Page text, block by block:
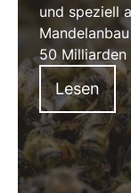
und speziell
50
gesamten
Lesen